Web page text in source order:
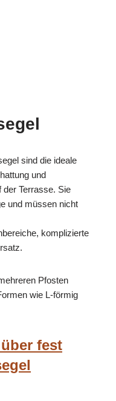
sind die ideale
und
Terrasse. Sie
und müssen nicht
komplizierte
Pfosten
wie L-förmig
fest